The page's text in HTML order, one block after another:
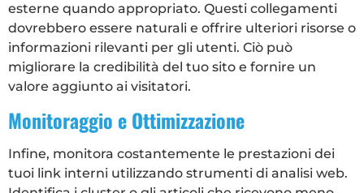
esterne quando appropriato. Questi collegamenti
dovrebbero essere naturali e offrire ulteriori risorse o
informazioni rilevanti per gli utenti. Ciò può
migliorare la credibilità del tuo sito e fornire un
valore aggiunto ai visitatori.
Monitoraggio e Ottimizzazione
Infine, monitora costantemente le prestazioni dei
tuoi link interni utilizzando strumenti di analisi web.